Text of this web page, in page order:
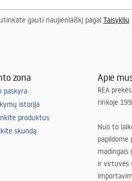
gauti naujienlaiškį pagal Taisyklių
zona
paskyra
istorija
produktus
skundą
Apie
REA
rinkoje
Nuo to
papildome
madingais
ir virtuvės